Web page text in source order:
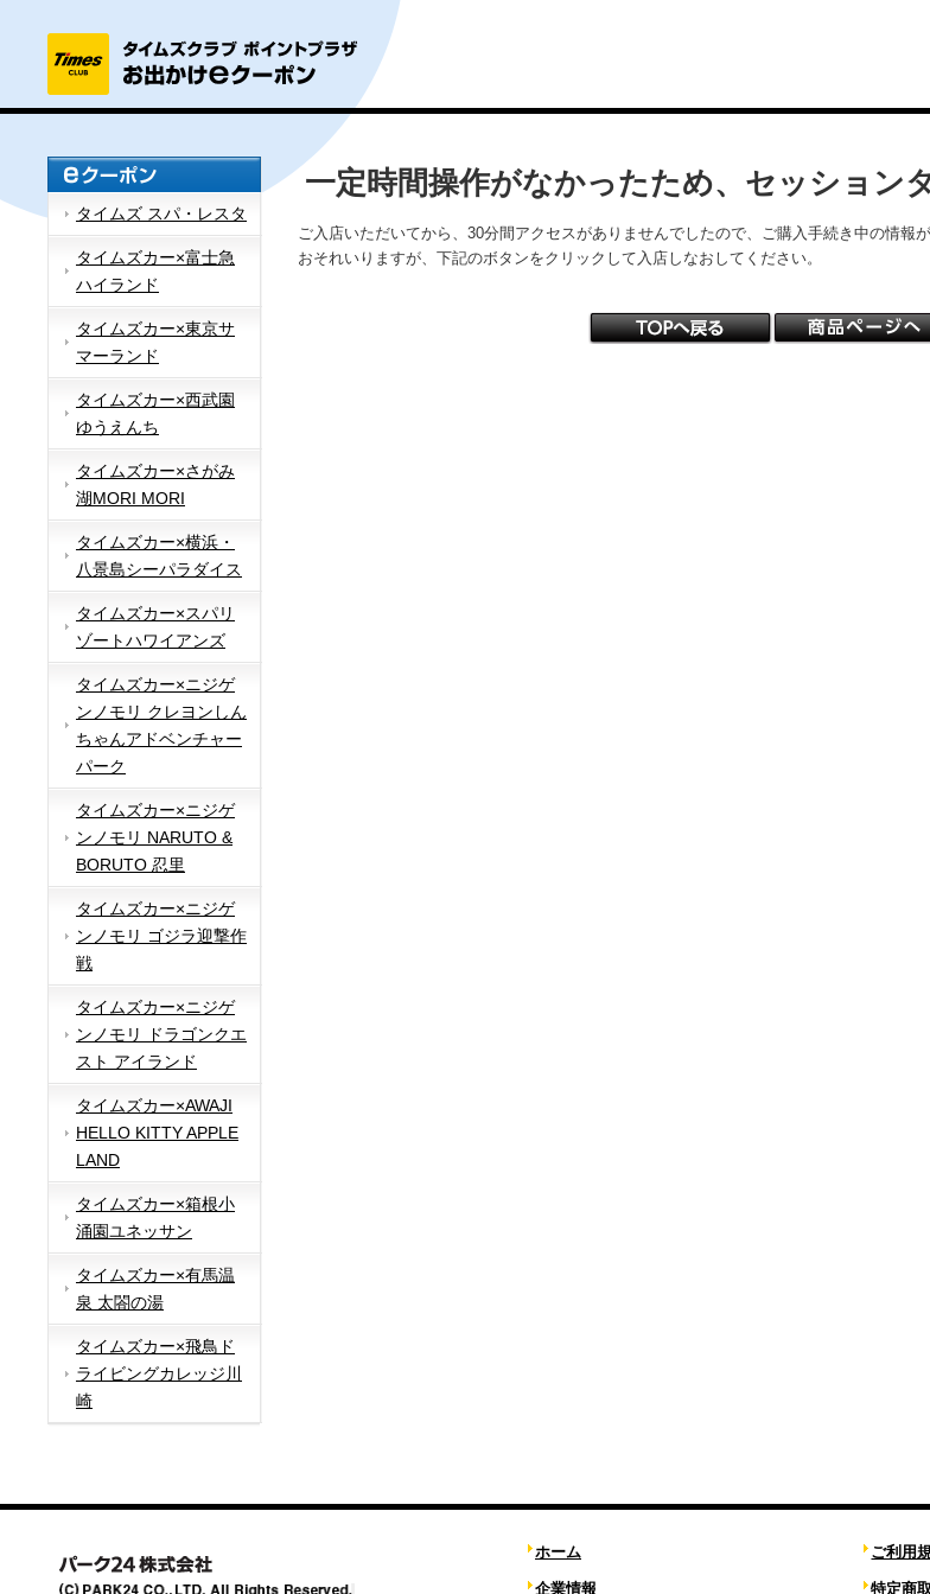
タイムズ スパ・レスタ
タイムズカー×富士急
ハイランド
タイムズカー×東京サ
マーランド
タイムズカー×西武園
ゆうえんち
タイムズカー×さがみ
湖MORI MORI
タイムズカー×横浜・
八景島シーパラダイス
タイムズカー×スパリ
ゾートハワイアンズ
タイムズカー×ニジゲ
ンノモリ クレヨンしん
ちゃんアドベンチャー
パーク
タイムズカー×ニジゲ
ンノモリ NARUTO &
BORUTO 忍里
タイムズカー×ニジゲ
ンノモリ ゴジラ迎撃作
戦
タイムズカー×ニジゲ
ンノモリ ドラゴンクエ
スト アイランド
タイムズカー×AWAJI
HELLO KITTY APPLE
LAND
タイムズカー×箱根小
涌園ユネッサン
タイムズカー×有馬温
泉 太閤の湯
タイムズカー×飛鳥ド
ライビングカレッジ川
崎
一定時間操作がなかったため、セッション
ご入店いただいてから、30分間アクセスがありませんでしたので、ご購入手続き中の情報が
おそれいりますが、下記のボタンをクリックして入店しなおしてください。
ホーム
企業情報
ご利用
特定商